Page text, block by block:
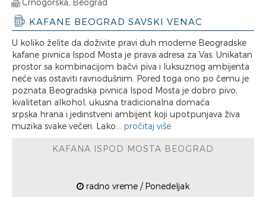
Crnogorska, Beograd
KAFANE BEOGRAD SAVSKI VENAC
U koliko želite da doživite pravi duh moderne Beogradske
kafane pivnica Ispod Mosta je prava adresa za Vas. Unikatan
prostor sa kombinacijom bačvi piva i luksuznog ambijenta
neće vas ostaviti ravnodušnim. Pored toga ono po čemu je
poznata Beogradska pivnica Ispod Mosta je dobro pivo,
kvalitetan alkohol, ukusna tradicionalna domaća
srpska hrana i jedinstveni ambijent koji upotpunjava živa
muzika svake večeri. Lako... pročitaj više
KAFANA ISPOD MOSTA BEOGRAD
radno vreme / Ponedeljak